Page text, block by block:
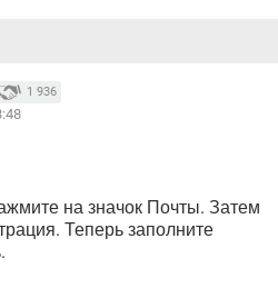
1 936
на значок Почты. Затем
Теперь заполните